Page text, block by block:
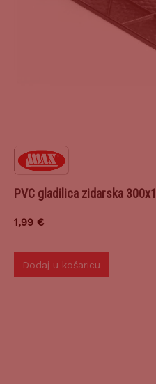
PVC gladilica zidarska
1,99 €
Dodaj u košaricu